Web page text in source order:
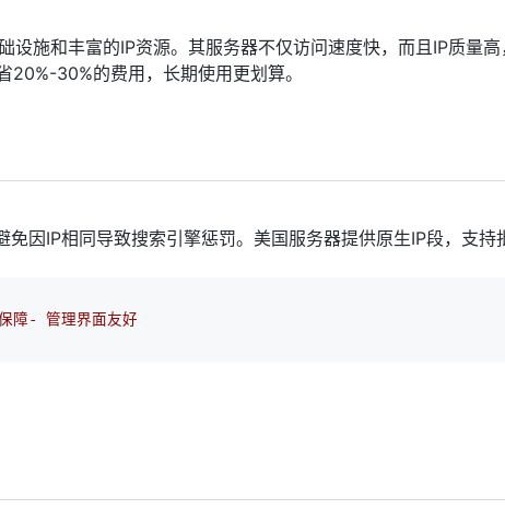
设施和丰富的IP资源。其服务器不仅访问速度快，而且IP质量
30%的费用，长期使用更划算。
因IP相同导致搜索引擎惩罚。美国服务器提供原生IP段，支持
障- 管理界面友好